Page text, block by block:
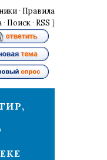
· Правила
· Поиск · RSS ]